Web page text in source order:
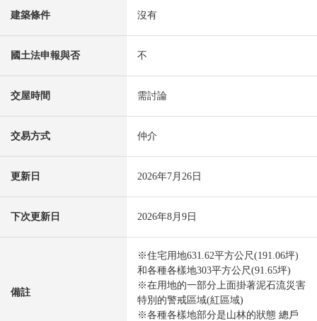
建築條件 沒有
國土法申報與否 不
交屋時間 需討論
交易方式 仲介
更新日 2026年7月26日
下次更新日 2026年8月9日
備註
※住宅用地631.62平方公尺(191.06坪)
和各種各樣地303平方公尺(91.65坪)
※在用地的一部分上面掛著泥石流災害
特別的警戒區域(紅區域)
※各種各樣地部分是山林的狀態 總戶